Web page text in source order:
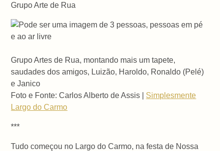
Grupo Arte de Rua
Grupo Artes de Rua, montando mais um tapete,
saudades dos amigos, Luizão, Haroldo, Ronaldo (Pelé)
e Janico
Foto e Fonte: Carlos Alberto de Assis | Simplesmente
Largo do Carmo
***
Tudo começou no Largo do Carmo, na festa de Nossa